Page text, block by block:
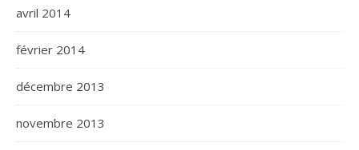
avril 2014
février 2014
décembre 2013
novembre 2013